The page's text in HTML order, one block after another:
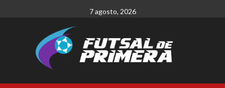
7 agosto, 2026